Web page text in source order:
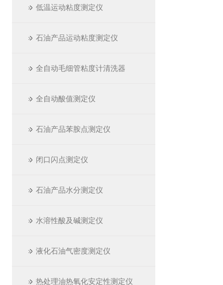
低温运动粘度测定仪
石油产品运动粘度测定仪
全自动毛细管粘度计清洗器
全自动酸值测定仪
石油产品苯胺点测定仪
闭口闪点测定仪
石油产品水分测定仪
水溶性酸及碱测定仪
液化石油气密度测定仪
热处理油热氧化安定性测定仪